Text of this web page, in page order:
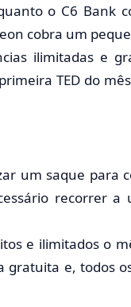
o C6 Bank
cobra um
ilimitadas e
TED do
um saque para
recorrer
e ilimitados o
e, todos